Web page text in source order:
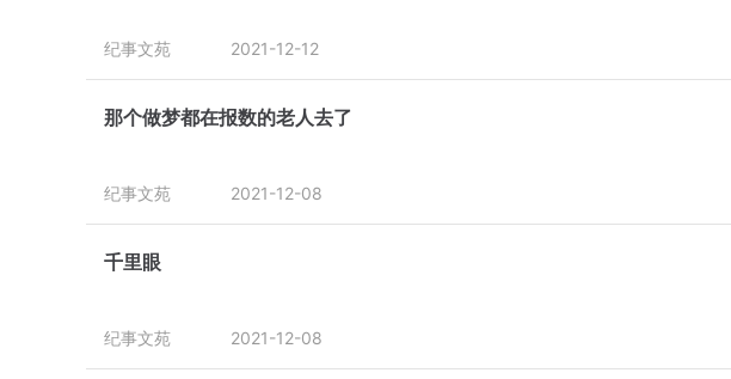
纪事文苑 2021-12-12
那个做梦都在报数的老人去了
纪事文苑 2021-12-08
千里眼
纪事文苑 2021-12-08